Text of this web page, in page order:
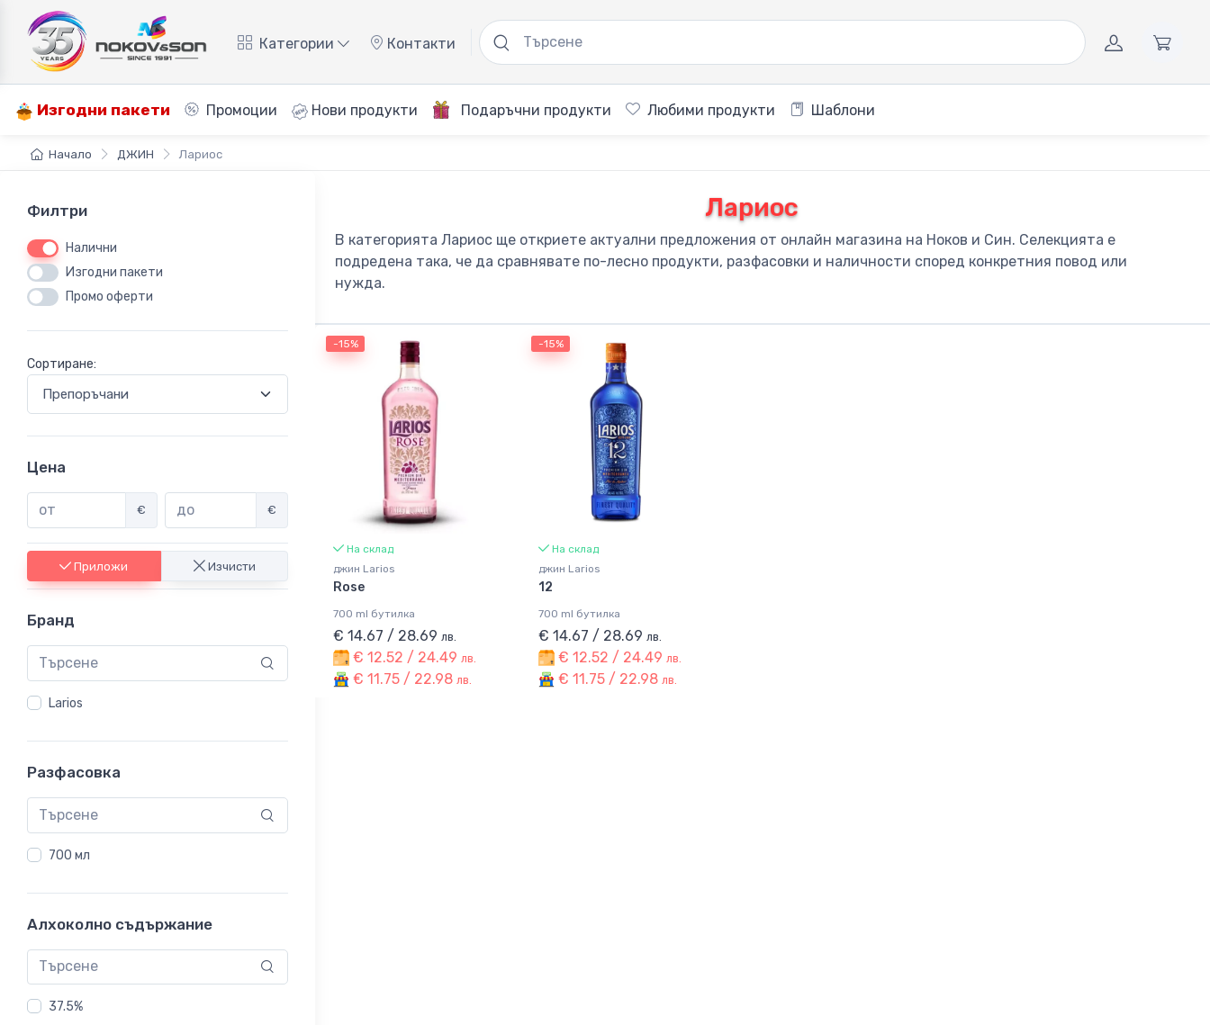
Категории Контакти
Изгодни пакети Промоции Нови продукти Подаръчни продукти Любими продукти Шаблони
Начало ДЖИН Лариос
Филтри
Налични
Изгодни пакети
Промо оферти
Сортиране:
Цена
€ €
Приложи Изчисти
Бранд
Larios
Разфасовка
700 мл
Алхоколно съдържание
37.5%
Лариос
В категорията Лариос ще откриете актуални предложения от онлайн магазина на Ноков и Син. Селекцията е
подредена така, че да сравнявате по-лесно продукти, разфасовки и наличности според конкретния повод или
нужда.
-15%
На склад
джин Larios
Rose
700 ml бутилка
€ 14.67 / 28.69 лв.
€ 12.52 / 24.49 лв.
€ 11.75 / 22.98 лв.
-15%
На склад
джин Larios
12
700 ml бутилка
€ 14.67 / 28.69 лв.
€ 12.52 / 24.49 лв.
€ 11.75 / 22.98 лв.